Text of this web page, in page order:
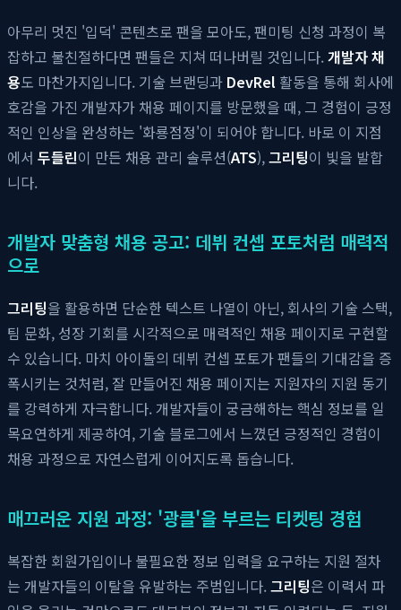
아무리 멋진 '입덕' 콘텐츠로 팬을 모아도, 팬미팅 신청 과정이 복
잡하고 불친절하다면 팬들은 지쳐 떠나버릴 것입니다.개발자 채
용도 마찬가지입니다. 기술 브랜딩과 DevRel 활동을 통해 회사에
호감을 가진 개발자가 채용 페이지를 방문했을 때, 그 경험이 긍정
적인 인상을 완성하는 '화룡점정'이 되어야 합니다. 바로 이 지점
에서 두들린이 만든 채용 관리 솔루션(ATS),그리팅이 빛을 발합
니다.
개발자 맞춤형 채용 공고: 데뷔 컨셉 포토처럼 매력적
으로
그리팅을 활용하면 단순한 텍스트 나열이 아닌, 회사의 기술 스택,
팀 문화, 성장 기회를 시각적으로 매력적인 채용 페이지로 구현할
수 있습니다. 마치 아이돌의 데뷔 컨셉 포토가 팬들의 기대감을 증
폭시키는 것처럼, 잘 만들어진 채용 페이지는 지원자의 지원 동기
를 강력하게 자극합니다. 개발자들이 궁금해하는 핵심 정보를 일
목요연하게 제공하여, 기술 블로그에서 느꼈던 긍정적인 경험이
채용 과정으로 자연스럽게 이어지도록 돕습니다.
매끄러운 지원 과정: '광클'을 부르는 티켓팅 경험
복잡한 회원가입이나 불필요한 정보 입력을 요구하는 지원 절차
는 개발자들의 이탈을 유발하는 주범입니다.그리팅은 이력서 파